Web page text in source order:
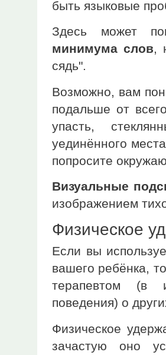
быть языковые
Здесь может
минимума слов,
сядь".
Возможно, вам
подальше от
упасть,
уединённого
попросите
Визуальные
изображением
Физическое
Если вы
вашего ребёнка,
терапевтом (в
поведения) о
Физическое
зачастую оно